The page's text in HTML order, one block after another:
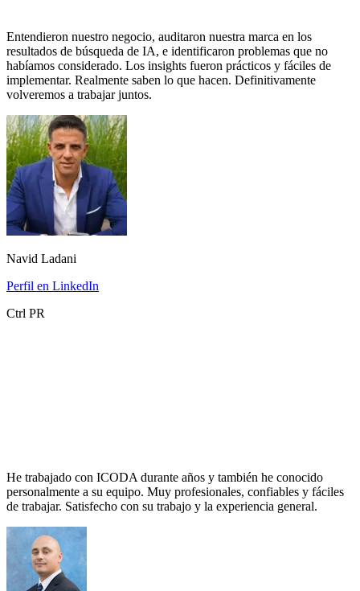
Entendieron nuestro negocio, auditaron nuestra marca en los
resultados de búsqueda de IA, e identificaron problemas que no
habíamos considerado. Los insights fueron prácticos y fáciles de
implementar. Realmente saben lo que hacen. Definitivamente
volveremos a trabajar juntos.
Navid Ladani
Perfil en LinkedIn
Ctrl PR
He trabajado con ICODA durante años y también he conocido
personalmente a su equipo. Muy profesionales, confiables y fáciles
de trabajar. Satisfecho con su trabajo y la experiencia general.